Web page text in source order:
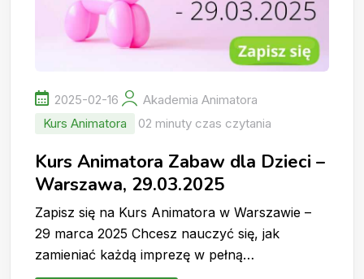
2025-02-16
Akademia Animatora
Kurs Animatora
02 minuty czas czytania
Kurs Animatora Zabaw dla Dzieci –
Warszawa, 29.03.2025
Zapisz się na Kurs Animatora w Warszawie –
29 marca 2025 Chcesz nauczyć się, jak
zamieniać każdą imprezę w pełną…